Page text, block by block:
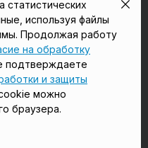
Люберцах
Королёве
в Щёлково
статистических
используя файлы
Продолжая работу
на обработку
подтверждаете
и защиты
можно
браузера.